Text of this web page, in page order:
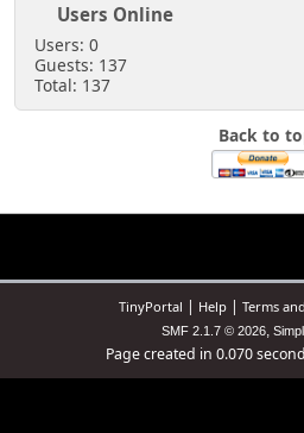
Users Online
Users: 0
Guests: 137
Total: 137
Back to
TinyPortal | Help| Terms
SMF 2.1.7 © 2026,
Page created in 0.070